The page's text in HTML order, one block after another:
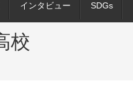
インタビュー SDGs
校